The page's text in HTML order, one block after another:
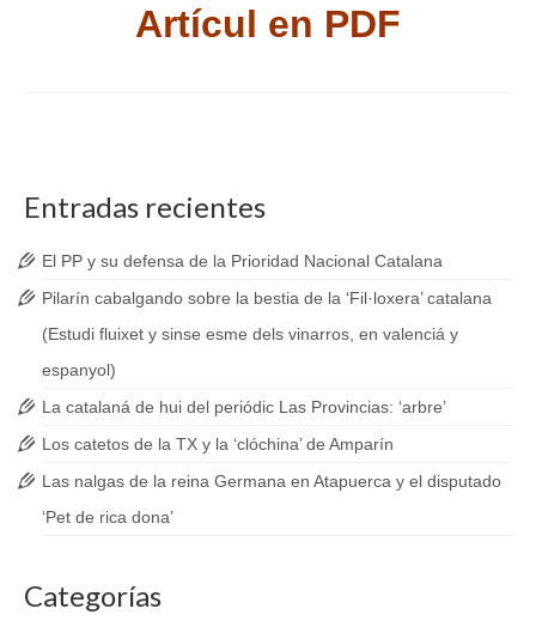
Artícul en PDF
Entradas recientes
El PP y su defensa de la Prioridad Nacional Catalana
Pilarín cabalgando sobre la bestia de la ‘Fil·loxera’ catalana
(Estudi fluixet y sinse esme dels vinarros, en valenciá y
espanyol)
La catalaná de hui del periódic Las Provincias: ‘arbre’
Los catetos de la TX y la ‘clóchina’ de Amparín
Las nalgas de la reina Germana en Atapuerca y el disputado
‘Pet de rica dona’
Categorías